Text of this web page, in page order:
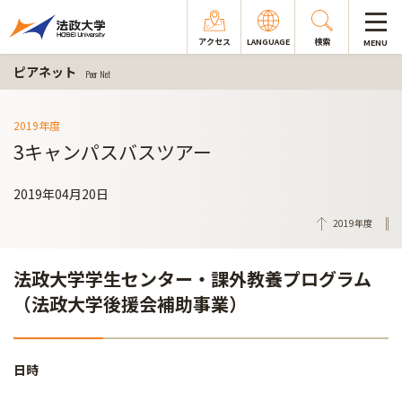
アクセス LANGUAGE 検索 MENU
ピアネット Peer Net
2019年度
3キャンパスバスツアー
2019年04月20日
2019年度
法政大学学生センター・課外教養プログラム
（法政大学後援会補助事業）
日時